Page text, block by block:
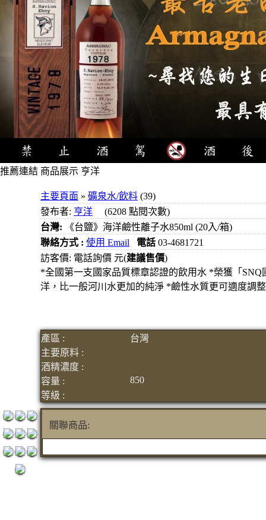
推薦連結 商品展示 亨洋
主要頁面 » 礦泉水/飲料 (39)
發布者: 亨洋 (6208 點閱次數)
台灣:
《台鹽》海洋鹼性離子水850ml (20入/箱)
聯絡方式 : 使用 Email 電話 03-4681721
訪客價: 電話詢價 元(建議售價)
*全國第一支國家品質標章認證的飲用水 *榮獲「
洋，比一般河川水更加的純淨 *鹼性水質更可適度調
產區 :
台灣
主要原料 :
酒精濃度 :
容量 :
850
等級 :
關聯商品: